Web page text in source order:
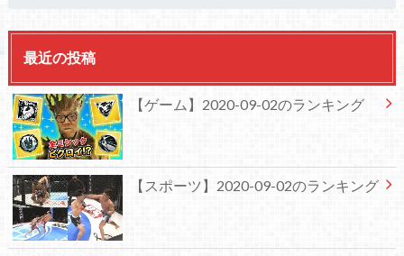
最近の投稿
【ゲーム】2020-09-02のランキング
【スポーツ】2020-09-02のランキング